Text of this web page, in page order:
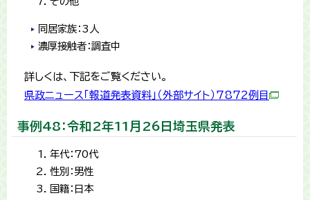
同居家族：3人
濃厚接触者：調査中
詳しくは、下記をご覧ください。
県政ニュース「報道発表資料」（外部サイト）7872例目
事例48：令和2年11月26日埼玉県発表
年代：70代
性別：男性
国籍：日本